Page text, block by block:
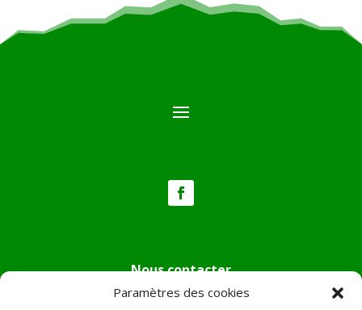
Paramètres des cookies
Nous contacter
Tél :04.95.36.24.02